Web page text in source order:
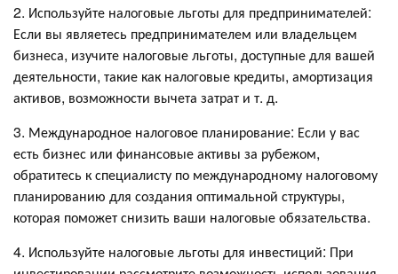
2. Используйте налоговые льготы для предпринимателей:
Если вы являетесь предпринимателем или владельцем
бизнеса, изучите налоговые льготы, доступные для вашей
деятельности, такие как налоговые кредиты, амортизация
активов, возможности вычета затрат и т. д.
3. Международное налоговое планирование: Если у вас
есть бизнес или финансовые активы за рубежом,
обратитесь к специалисту по международному налоговому
планированию для создания оптимальной структуры,
которая поможет снизить ваши налоговые обязательства.
4. Используйте налоговые льготы для инвестиций: При